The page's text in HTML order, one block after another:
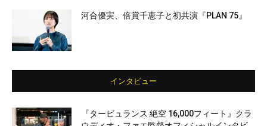
河合優実、倍賞千恵子と初共演『PLAN 75』
インタビュー
『タービュランス 絶空 16,000フィート』クラ